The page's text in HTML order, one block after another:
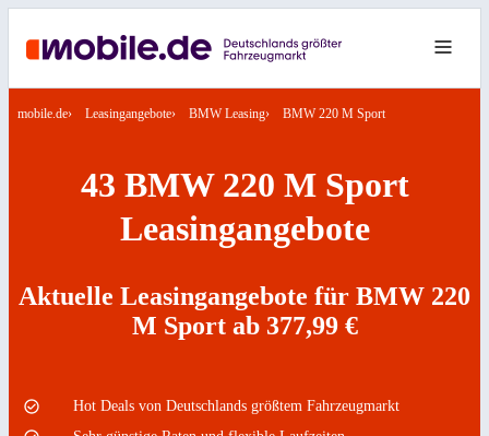
mobile.de Leasingangebote BMW Leasing BMW 220 M Sport
43 BMW 220 M Sport
Leasingangebote
Aktuelle Leasingangebote für BMW 220
M Sport ab 377,99 €
Hot Deals von Deutschlands größtem Fahrzeugmarkt